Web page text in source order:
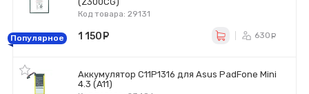
Код товара: 29131
Популярное 1 150 630
Аккумулятор C11P1316 для Asus PadFone Mini
4.3 (A11)